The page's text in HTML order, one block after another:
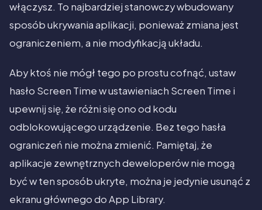
włączysz. To najbardziej stanowczy wbudowany
sposób ukrywania aplikacji, ponieważ zmiana jest
ograniczeniem, a nie modyfikacją układu.
Aby ktoś nie mógł tego po prostu cofnąć, ustaw
hasło Screen Time w ustawieniach Screen Time i
upewnij się, że różni się ono od kodu
odblokowującego urządzenie. Bez tego hasła
ograniczeń nie można zmienić. Pamiętaj, że
aplikacje zewnętrznych deweloperów nie mogą
być w ten sposób ukryte, można je jedynie usunąć z
ekranu głównego do App Library.